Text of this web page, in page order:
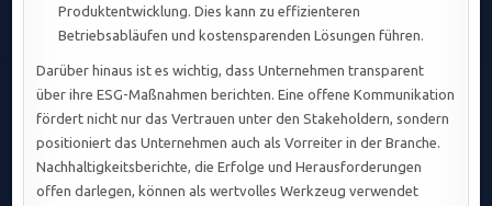
Produktentwicklung. Dies kann zu effizienteren
Betriebsabläufen und kostensparenden Lösungen führen.
Darüber hinaus ist es wichtig, dass Unternehmen transparent
über ihre ESG-Maßnahmen berichten. Eine offene Kommunikation
fördert nicht nur das Vertrauen unter den Stakeholdern, sondern
positioniert das Unternehmen auch als Vorreiter in der Branche.
Nachhaltigkeitsberichte, die Erfolge und Herausforderungen
offen darlegen, können als wertvolles Werkzeug verwendet